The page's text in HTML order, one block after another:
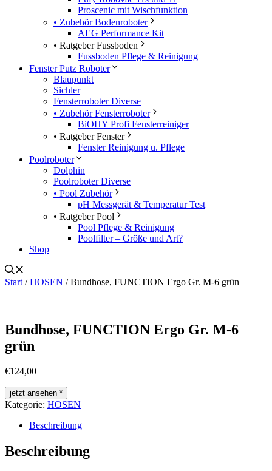
Proscenic mit Wischfunktion
• Zubehör Bodenroboter
AEG Performance Kit
• Ratgeber Fussboden
Fussboden Pflege & Reinigung
Fenster Putz Roboter
Blaupunkt
Sichler
Fensterroboter Diverse
• Zubehör Fensterroboter
BiOHY Profi Fensterreiniger
• Ratgeber Fenster
Fenster Reinigung u. Pflege
Poolroboter
Dolphin
Poolroboter Diverse
• Pool Zubehör
pH Messgerät & Temperatur Test
• Ratgeber Pool
Pool Pflege & Reinigung
Poolfilter – Größe und Art?
Shop
Start /HOSEN / Bundhose, FUNCTION Ergo Gr. M-6 grün
Bundhose, FUNCTION Ergo Gr. M-6
grün
€124,00
jetzt ansehen *
Kategorie: HOSEN
Beschreibung
Beschreibung